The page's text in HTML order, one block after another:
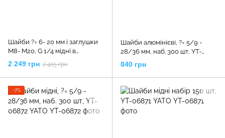
Шайби ?= 6- 20 мм і заглушки
М8- М20, G 1/4 мідні в
пластиковій коробці наб. 534
шт., YT-06864 YATO
2 249 грн 2 415 грн
Шайби алюмінієві, ?= 5/9 -
28/36 мм, наб. 300 шт, YT-
06865 YATO
840 грн
−7%